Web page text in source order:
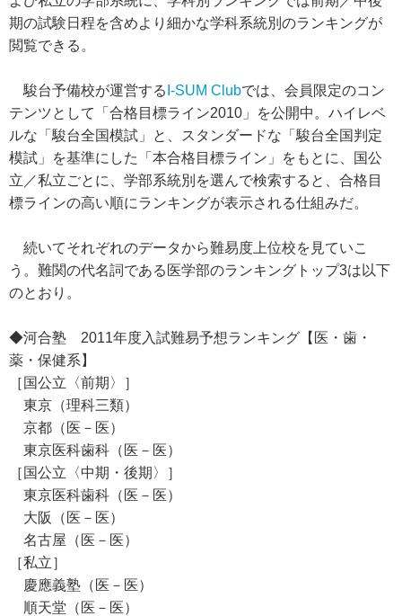
期の試験日程を含めより細かな学科系統別のランキングが
閲覧できる。
駿台予備校が運営する I-SUM Clubでは、会員限定のコン
テンツとして「合格目標ライン2010」を公開中。ハイレベ
ルな「駿台全国模試」と、スタンダードな「駿台全国判定
模試」を基準にした「本合格目標ライン」をもとに、国公
立／私立ごとに、学部系統別を選んで検索すると、合格目
標ラインの高い順にランキングが表示される仕組みだ。
続いてそれぞれのデータから難易度上位校を見ていこ
う。難関の代名詞である医学部のランキングトップ3は以下
のとおり。
◆河合塾 2011年度入試難易予想ランキング【医・歯・
薬・保健系】
［国公立〈前期〉］
東京（理科三類）
京都（医－医）
東京医科歯科（医－医）
［国公立〈中期・後期〉］
東京医科歯科（医－医）
大阪（医－医）
名古屋（医－医）
［私立］
慶應義塾（医－医）
順天堂（医－医）